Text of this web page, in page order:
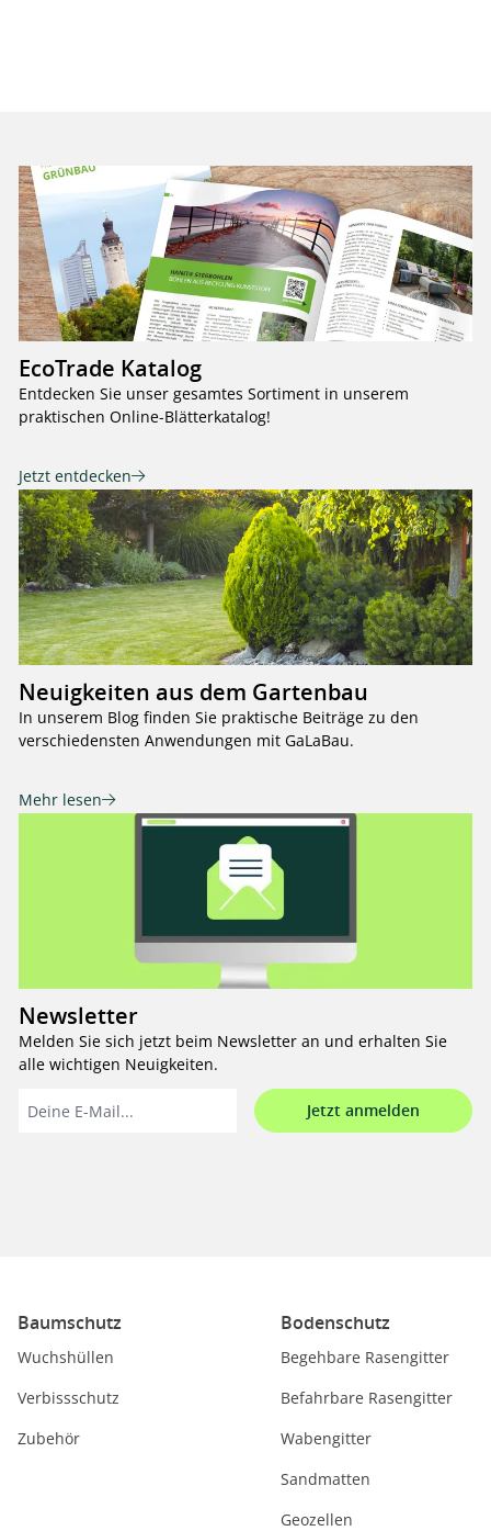
EcoTrade Katalog
Entdecken Sie unser gesamtes Sortiment in unserem
praktischen Online-Blätterkatalog!
Jetzt entdecken
Neuigkeiten aus dem Gartenbau
In unserem Blog finden Sie praktische Beiträge zu den
verschiedensten Anwendungen mit GaLaBau.
Mehr lesen
Newsletter
Melden Sie sich jetzt beim Newsletter an und erhalten Sie
alle wichtigen Neuigkeiten.
Jetzt anmelden
Baumschutz
Wuchshüllen
Verbissschutz
Zubehör
Bodenschutz
Begehbare Rasengitter
Befahrbare Rasengitter
Wabengitter
Sandmatten
Geozellen